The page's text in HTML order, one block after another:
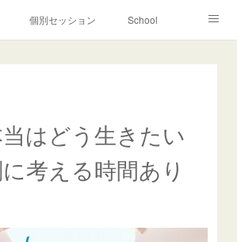
個別セッション School
はどう生きたい
考える時間あり